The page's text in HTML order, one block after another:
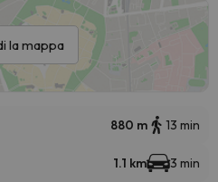
la mappa
880 m 13 min
1.1 km 3 min